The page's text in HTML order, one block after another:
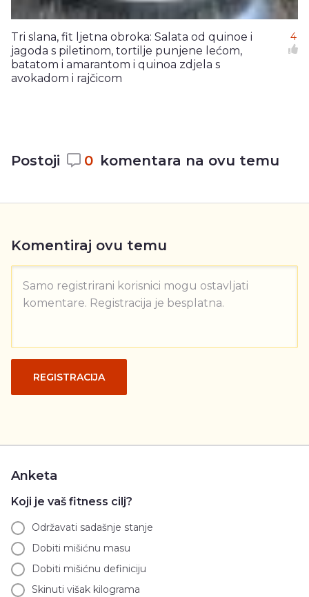
Tri slana, fit ljetna obroka: Salata od quinoe i
jagoda s piletinom, tortilje punjene lećom,
batatom i amarantom i quinoa zdjela s
avokadom i rajčicom
4
Postoji 0 komentara na ovu temu
Komentiraj ovu temu
Samo registrirani korisnici mogu ostavljati
komentare. Registracija je besplatna.
REGISTRACIJA
Anketa
Koji je vaš fitness cilj?
Održavati sadašnje stanje
Dobiti mišićnu masu
Dobiti mišićnu definiciju
Skinuti višak kilograma